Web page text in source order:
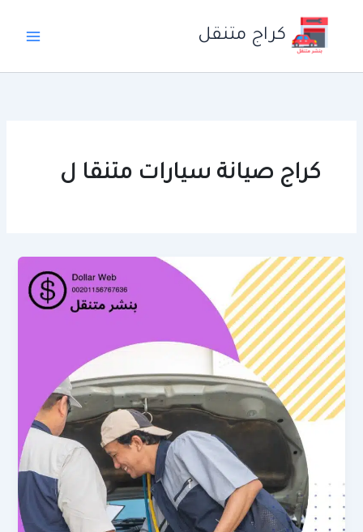
المحتوى
كراج متنقل
كراج صيانة سيارات متنقا ل